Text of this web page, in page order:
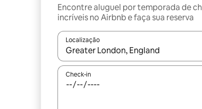
Encontre aluguel por temporada de
incríveis no Airbnb e faça sua reserva
Localização
Quando os resultados estiverem
Check-in